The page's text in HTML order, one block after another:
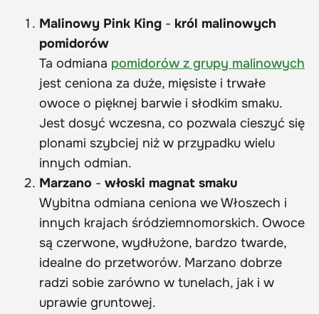
Malinowy Pink King - król malinowych
pomidorów
Ta odmiana pomidorów z grupy malinowych
jest ceniona za duże, mięsiste i trwałe
owoce o pięknej barwie i słodkim smaku.
Jest dosyć wczesna, co pozwala cieszyć się
plonami szybciej niż w przypadku wielu
innych odmian.
Marzano - włoski magnat smaku
Wybitna odmiana ceniona we Włoszech i
innych krajach śródziemnomorskich. Owoce
są czerwone, wydłużone, bardzo twarde,
idealne do przetworów. Marzano dobrze
radzi sobie zarówno w tunelach, jak i w
uprawie gruntowej.